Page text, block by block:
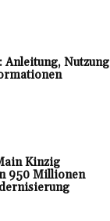
Anleitung, Nutzung
Kinzig
950 Millionen